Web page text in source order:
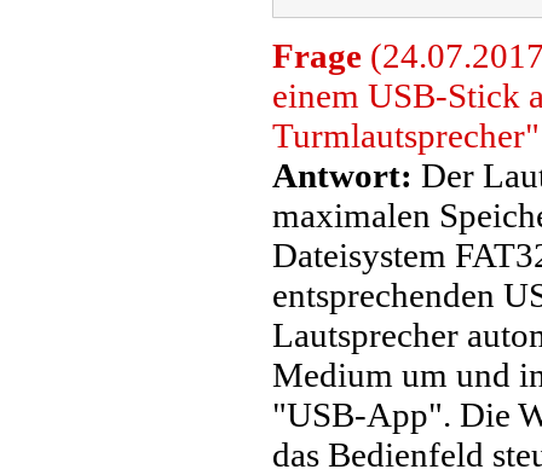
Frage
einem USB-Stick
Antwort: Der
maximalen
Dateisystem
entsprechenden
Lautsprecher
Medium um und
"USB-App". Die
das Bedienfeld